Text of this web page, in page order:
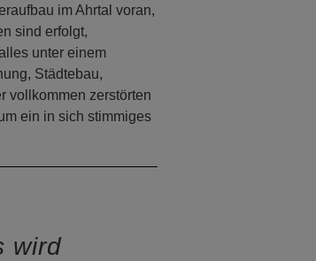
im Ahrtal voran,
sind erfolgt,
unter einem
Städtebau,
vollkommen zerstörten
ein in sich stimmiges
wird